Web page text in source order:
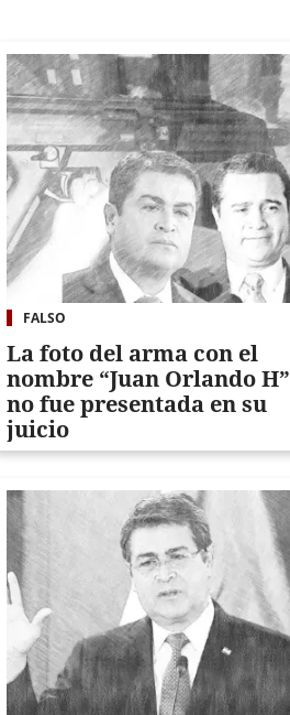
FALSO
La foto del arma con el
nombre “Juan Orlando H”
no fue presentada en su
juicio